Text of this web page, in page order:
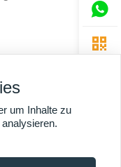
Bestimmungen


um Inhalte zu